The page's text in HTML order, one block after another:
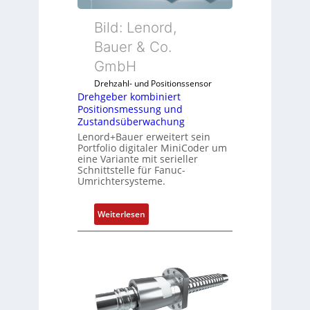
r
o
m
n
i
e
r
t
P
o
t
s
m
Bild: Lenord,
Bauer & Co.
GmbH
Drehzahl- und Positionssensor
Drehgeber kombiniert
Positionsmessung und
Zustandsüberwachung
Lenord+Bauer erweitert sein
Portfolio digitaler MiniCoder um
eine Variante mit serieller
Schnittstelle für Fanuc-
Umrichtersysteme.
Weiterlesen:
D
g
e